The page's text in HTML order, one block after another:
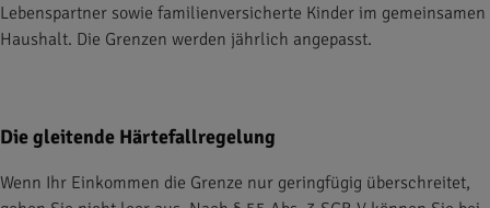
Lebenspartner sowie familienversicherte Kinder im gemeinsamen
Haushalt. Die Grenzen werden jährlich angepasst.
Die gleitende Härtefallregelung
Wenn Ihr Einkommen die Grenze nur geringfügig überschreitet,